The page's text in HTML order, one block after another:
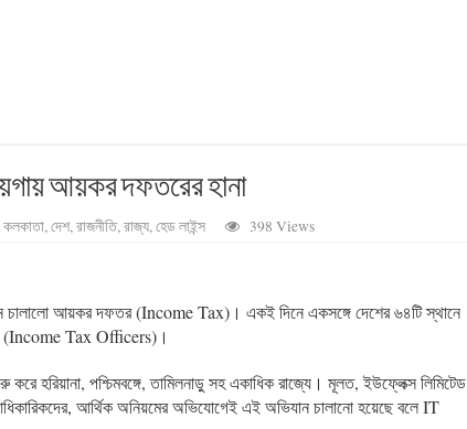
আয়কর দফতরের হানা
কলকাতা,দেশ,রাজনীতি,রাজ্য,হেড লাইন্স 398 Views
আয়কর দফতর (Income Tax)। একই দিনে একসঙ্গে দেশের ৬৪টি স্থানে
(Income Tax Officers)।
করে হরিয়ানা, পশ্চিমবঙ্গে, তামিলনাড়ু সহ একাধিক রাজ্যে। মূলত, ইউফ্লেক্স লিমিটেড
আর্থিক অনিয়মের অভিযোগেই এই অভিযান চালানো হয়েছে বলে IT